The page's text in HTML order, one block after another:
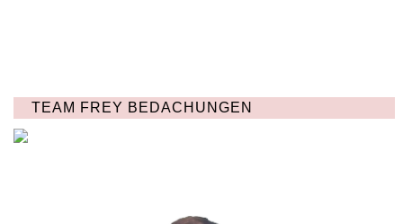
TEAM FREY BEDACHUNGEN